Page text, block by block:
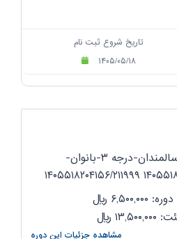
تاریخ شروع ثبت نام
۱۴۰۵/۰۵/۱۸
مربیگری-ورزش سالمندان-درجه ۳-بانوان-
ریال
ریال
مشاهده جزئیات این دوره